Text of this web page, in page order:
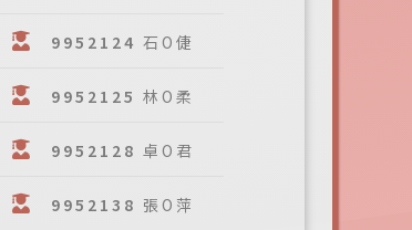
9952124 石O倢
9952125 林O柔
9952128 卓O君
9952138 張O萍